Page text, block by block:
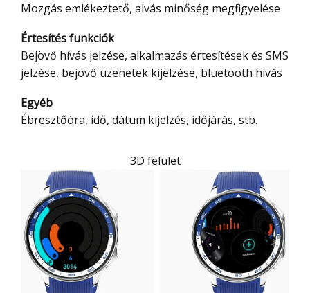
Mozgás emlékeztető, alvás minőség megfigyelése
Értesítés funkciók
Bejövő hívás jelzése, alkalmazás értesítések és SMS
jelzése, bejövő üzenetek kijelzése, bluetooth hívás
Egyéb
Ébresztőóra, idő, dátum kijelzés, időjárás, stb.
3D felület